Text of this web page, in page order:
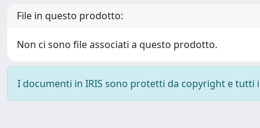
File in questo prodotto:
Non ci sono file associati a questo prodotto.
I documenti in IRIS sono protetti da copyright e tutti